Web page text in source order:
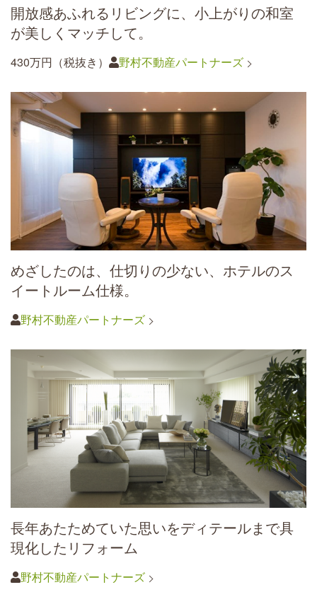
開放感あふれるリビングに、小上がりの和室
が美しくマッチして。
430万円（税抜き） 野村不動産パートナーズ
めざしたのは、仕切りの少ない、ホテルのス
イートルーム仕様。
野村不動産パートナーズ
長年あたためていた思いをディテールまで具
現化したリフォーム
野村不動産パートナーズ